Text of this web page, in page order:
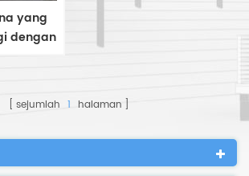
yang
dengan
sejumlah 1 halaman